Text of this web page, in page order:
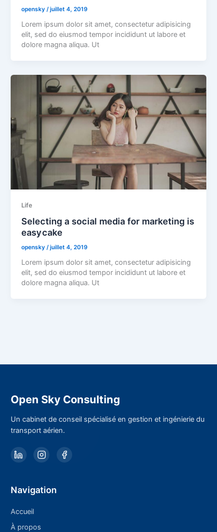
opensky/juillet 4, 2019
Lorem ipsum dolor sit amet, consectetur adipisicing
elit, sed do eiusmod tempor incididunt ut labore et
dolore magna aliqua. Ut
Life
Selecting a social media for marketing is
easy cake
opensky/juillet 4, 2019
Lorem ipsum dolor sit amet, consectetur adipisicing
elit, sed do eiusmod tempor incididunt ut labore et
dolore magna aliqua. Ut
Open Sky Consulting
Un cabinet de conseil spécialisé en gestion et ingénierie du
transport aérien.
Navigation
Accueil
À propos